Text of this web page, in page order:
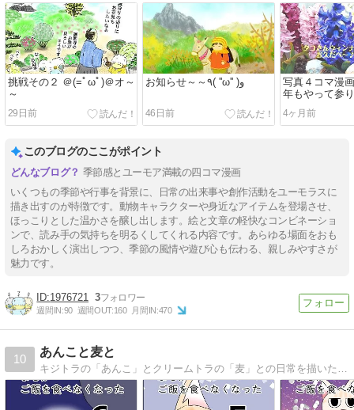
挑戦その２ ＠(=ﾟωﾟ)＠オ～
～
29日前
お知らせ～～٩( ''ω'' )و
46日前
写真４コマ漫
年もやって参
4ヶ月前
このブログのここがポイント
季節感とユーモア満載の四コマ漫画
いくつもの季節や行事を背景に、日常の出来事や創作活動をユーモラスに
描き出すのが特徴です。動物キャラクターや身近なアイテムを登場させ、
ほっこりとした温かさを醸し出します。絵と文章の軽快なコンビネーショ
ンで、読み手の気持ちを明るくしてくれる内容です。あらゆる場面をおも
しろおかしく演出しつつ、季節の風情や遊び心も伝わる、親しみやすさが
魅力です。
1976721 3
週間IN:90 週間OUT:160 月間IN:470
10
あんこと麦と
キジトラの「あんこ」とクリームトラの「麦」との日常を描いた絵日記（猫マンガ）です。 ほぼ親（猫）バカです。 たまにマンガのことも書きます。